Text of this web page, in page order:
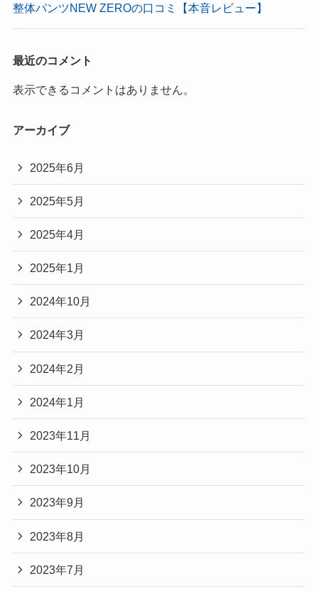
整体パンツNEW ZEROの口コミ【本音レビュー】
最近のコメント
表示できるコメントはありません。
アーカイブ
2025年6月
2025年5月
2025年4月
2025年1月
2024年10月
2024年3月
2024年2月
2024年1月
2023年11月
2023年10月
2023年9月
2023年8月
2023年7月